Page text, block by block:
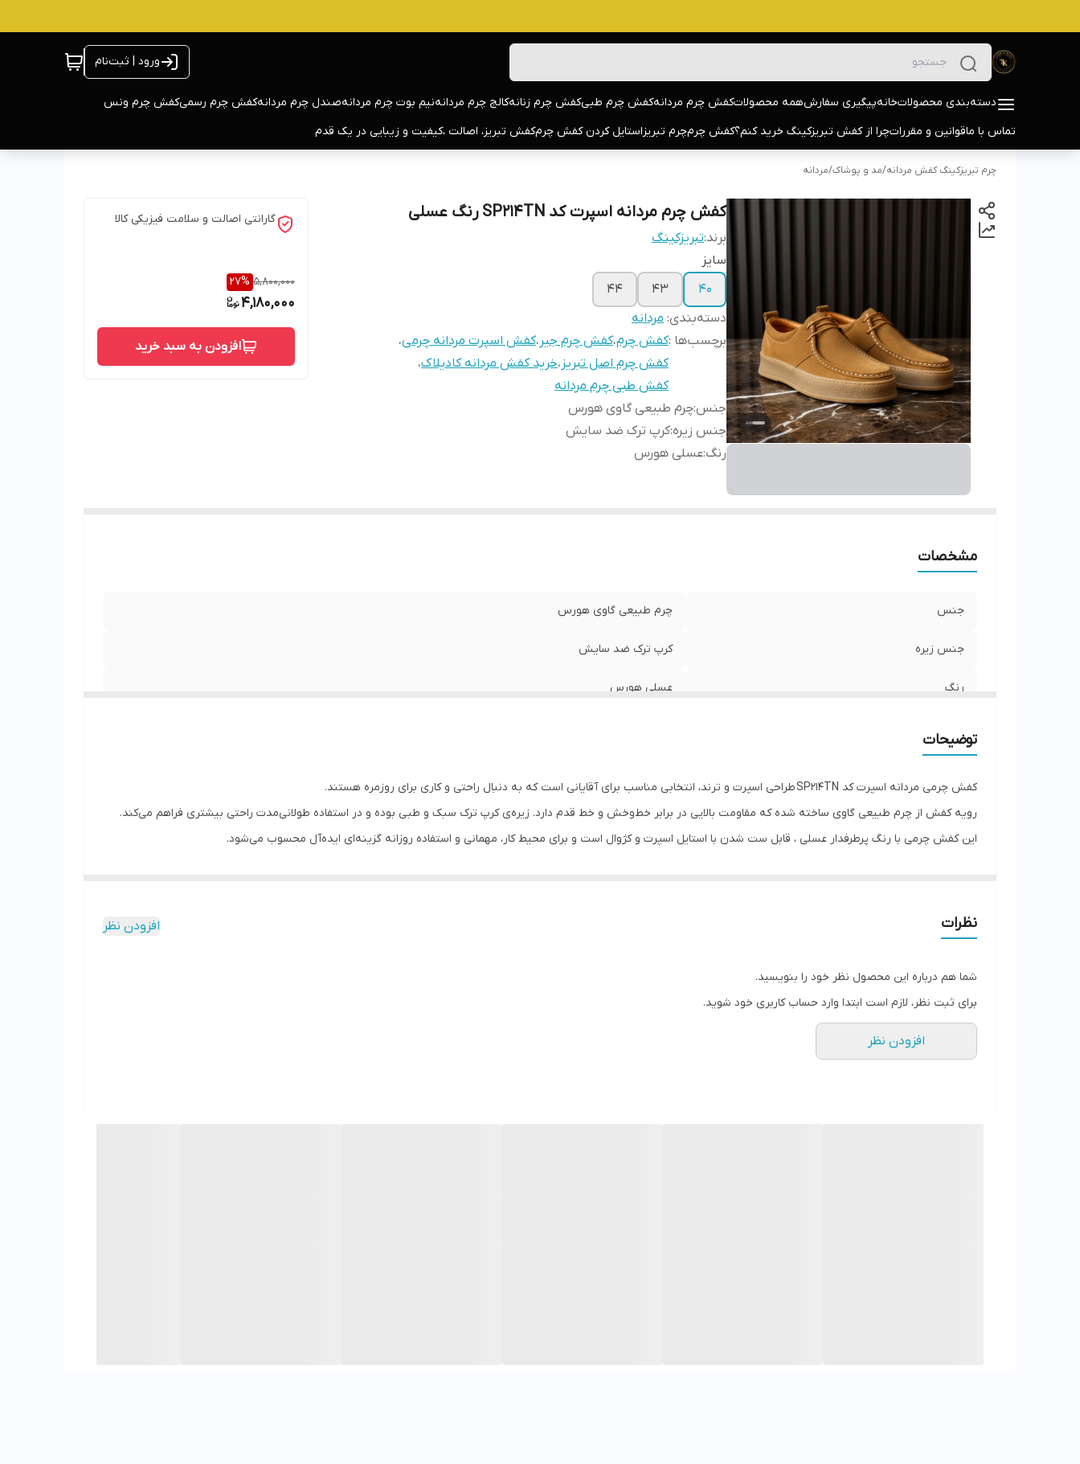
ورود | ثبت‌نام
دسته‌بندی محصولاتخانهپیگیری سفارشهمه محصولاتکفش چرم مردانهکفش چرم طبیکفش چرم زنانهکالج چرم مردانهنیم بوت چرم مردانهصندل چرم مردانهکفش چرم رسمیکفش چرم ونس
تماس با ماقوانین و مقرراتچرا از کفش تبریزکینگ خرید کنم؟کفش چرمچرم تبریزاستایل کردن کفش چرمکفش تبریز، اصالت ،کیفیت و زیبایی در یک قدم
چرم تبریزکینگ کفش مردانه/مد و پوشاک/مردانه
کفش چرم مردانه اسپرت کد SP214TN رنگ عسلی
برند:تبریزکینگ
سایز
40
43
44
دسته‌بندی: مردانه
برچسب‌ها :کفش چرم،کفش چرم جیر ،کفش اسپرت مردانه چرمی،
کفش چرم اصل تبریز ،خرید کفش مردانه کادیلاک،
کفش طبی چرم مردانه
جنس:چرم طبیعی گاوی هورس
جنس زیره:کرپ ترک ضد سایش
رنگ:عسلی هورس
گارانتی اصالت و سلامت فیزیکی کالا
5,800,000
27%
4,180,000
افزودن به سبد خرید
مشخصات
جنس چرم طبیعی گاوی هورس
جنس زیره کرپ ترک ضد سایش
رنگ عسلی هورس
توضیحات
کفش چرمی مردانه اسپرت کد SP214TN طراحی اسپرت و ترند، انتخابی مناسب برای آقایانی است که به دنبال راحتی و کاری برای روزمره هستند.
رویه کفش از چرم طبیعی گاوی ساخته شده که مقاومت بالایی در برابر خط‌وخش و خط قدم دارد. زیره‌ی کرپ ترک سبک و طبی بوده و در استفاده طولانی‌مدت راحتی بیشتری فراهم می‌کند.
این کفش چرمی با رنگ پرطرفدار عسلی ، قابل ست شدن با استایل اسپرت و کژوال است و برای محیط کار، مهمانی و استفاده روزانه گزینه‌ای ایده‌آل محسوب می‌شود.
نظرات افزودن نظر
شما هم درباره این محصول نظر خود را بنویسید.
برای ثبت نظر، لازم است ابتدا وارد حساب کاربری خود شوید.
افزودن نظر